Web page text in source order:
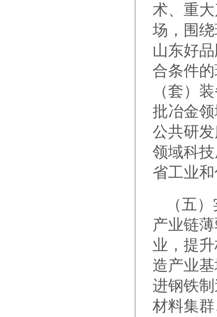
术、重
场，围
山东好
合条件
（套）
批冶金
公共研
领域科
省工业
（五
产业链
业，提
造产业
进钢铁
材料集